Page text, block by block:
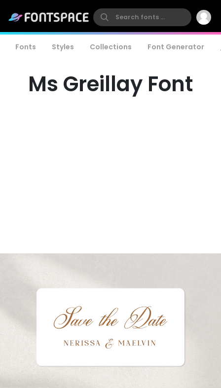
Fonts Styles Collections Font Generator
Ms Greillay Font